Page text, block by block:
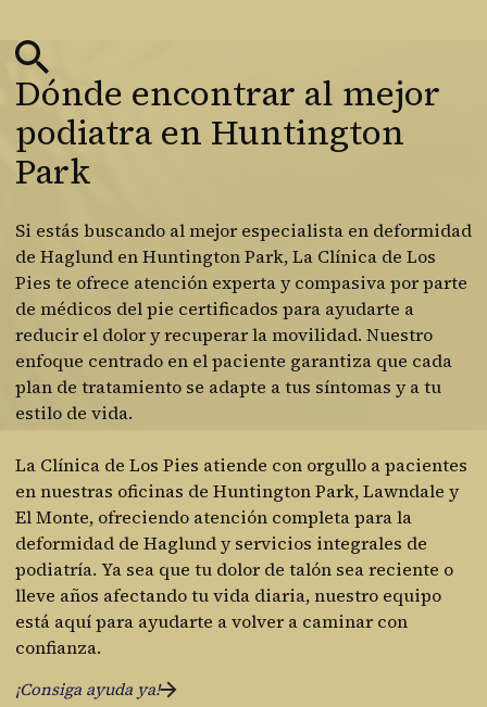
Dónde encontrar al mejor
podiatra en Huntington
Park
Si estás buscando al mejor especialista en deformidad
de Haglund en Huntington Park, La Clínica de Los
Pies te ofrece atención experta y compasiva por parte
de médicos del pie certificados para ayudarte a
reducir el dolor y recuperar la movilidad. Nuestro
enfoque centrado en el paciente garantiza que cada
plan de tratamiento se adapte a tus síntomas y a tu
estilo de vida.
La Clínica de Los Pies atiende con orgullo a pacientes
en nuestras oficinas de Huntington Park, Lawndale y
El Monte, ofreciendo atención completa para la
deformidad de Haglund y servicios integrales de
podiatría. Ya sea que tu dolor de talón sea reciente o
lleve años afectando tu vida diaria, nuestro equipo
está aquí para ayudarte a volver a caminar con
confianza.
¡Consiga ayuda ya!